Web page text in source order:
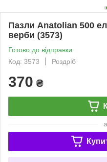
Пазли Anatolian 500
верби (3573)
Готово до відправки
Код: 3573
Роздріб
370 ₴